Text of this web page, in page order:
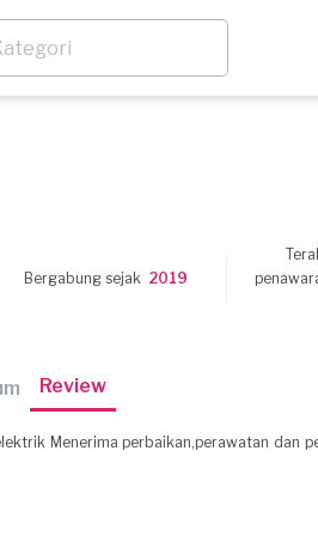
Bergabung sejak 2019
Review
Menerima perbaikan,perawatan dan